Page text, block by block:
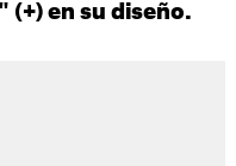
(+) en su diseño.